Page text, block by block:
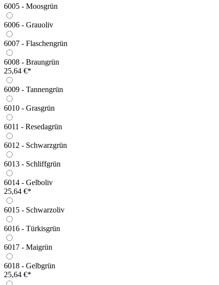
6005 - Moosgrün
6006 - Grauoliv
6007 - Flaschengrün
6008 - Braungrün
25,64 €*
6009 - Tannengrün
6010 - Grasgrün
6011 - Resedagrün
6012 - Schwarzgrün
6013 - Schliffgrün
6014 - Gelboliv
25,64 €*
6015 - Schwarzoliv
6016 - Türkisgrün
6017 - Maigrün
6018 - Gelbgrün
25,64 €*